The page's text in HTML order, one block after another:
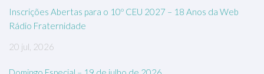
Inscrições Abertas para o 10º CEU 2027 – 18 Anos da Web
Rádio Fraternidade
20 jul, 2026